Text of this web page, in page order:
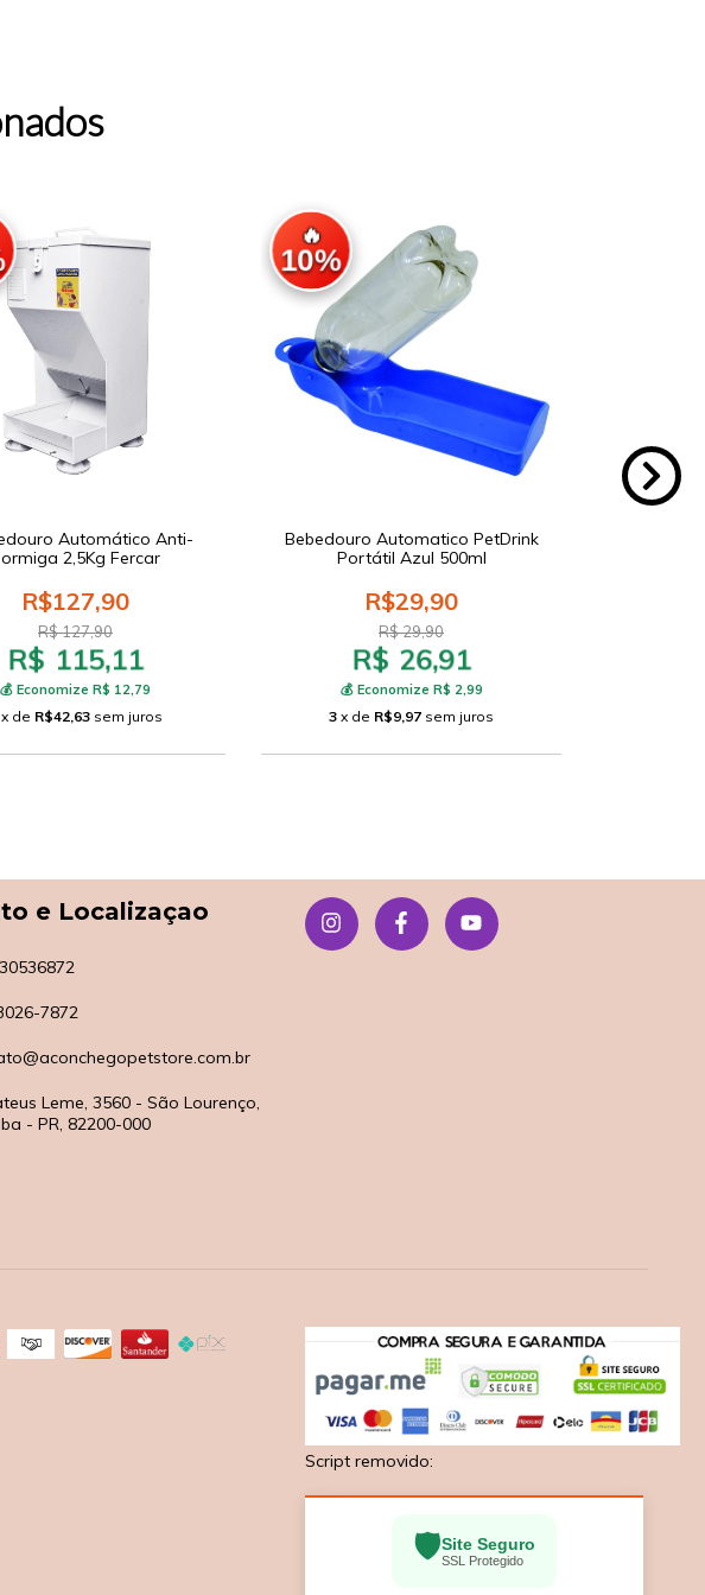
Automático Anti-
2,5Kg Fercar
R$127,90
R$ 127,90
R$ 115,11
💰 Economize R$ 12,79
x de R$42,63 sem juros
🔥
10%
Bebedouro Automatico PetDrink
Portátil Azul 500ml
R$29,90
R$ 29,90
R$ 26,91
💰 Economize R$ 2,99
3 x de R$9,97 sem juros
e Localizaçao
7872
Leme, 3560 - São Lourenço,
- PR, 82200-000
Script removido:
🛡️Site Seguro
SSL Protegido